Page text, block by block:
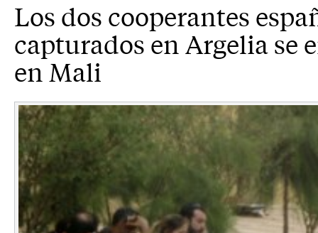
Los dos cooperantes
capturados en Argelia se
en Mali